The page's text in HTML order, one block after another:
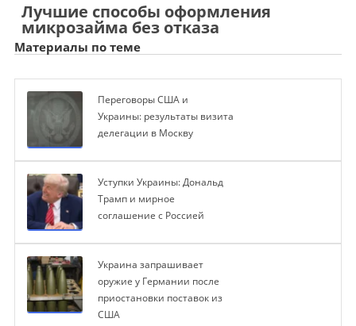
Лучшие способы оформления
микрозайма без отказа
Материалы по теме
Переговоры США и
Украины: результаты визита
делегации в Москву
Уступки Украины: Дональд
Трамп и мирное
соглашение с Россией
Украина запрашивает
оружие у Германии после
приостановки поставок из
США